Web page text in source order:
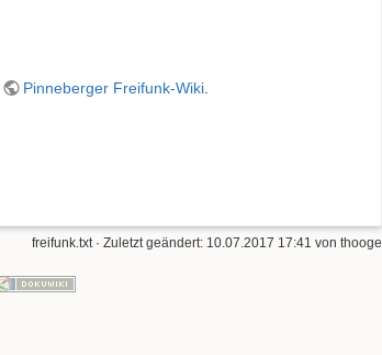
Pinneberger Freifunk-Wiki
freifunk.txt · Zuletzt geändert: 10.07.2017 17:41 von thooge